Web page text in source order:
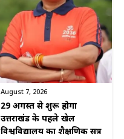
August 7, 2026
29 अगस्त से शुरू होगा
उत्तराखंड के पहले खेल
विश्वविद्यालय का शैक्षणिक सत्र